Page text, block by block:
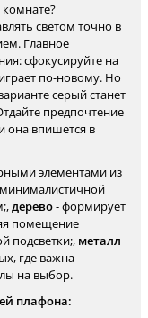
светом точно в
Главное
сфокусируйте на
по-новому. Но
серый станет
предпочтение
она впишется в
элементами из
дерево- формирует
помещение
подсветки;, металл
где важна
на выбор.
плафона: